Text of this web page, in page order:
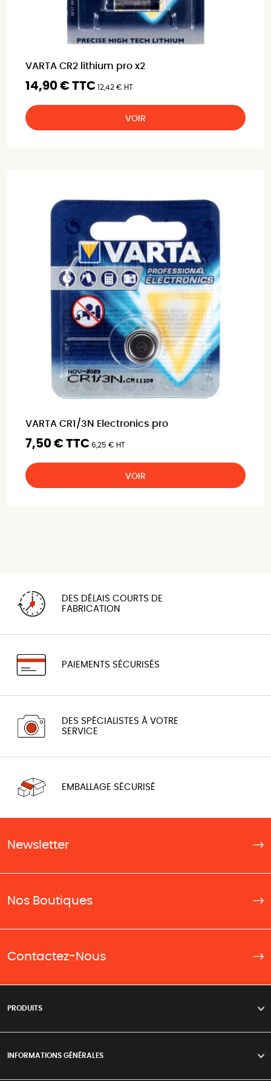
VARTA CR2 lithium pro x2
14,90 € TTC 12,42 € HT
VOIR
VARTA CR1/3N Electronics pro
7,50 € TTC 6,25 € HT
VOIR
DES DÉLAIS COURTS DE
FABRICATION
PAIEMENTS SÉCURISÉS
DES SPÉCIALISTES À VOTRE
SERVICE
EMBALLAGE SÉCURISÉ
Newsletter
Nos Boutiques
Contactez-Nous
PRODUITS >
INFORMATIONS GÉNÉRALES >